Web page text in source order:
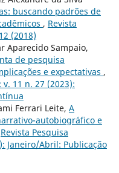
buscando padrões de
, Revista
(2018)
Aparecido Sampaio,
de pesquisa
e expectativas ,
11 n. 27 (2023):
Ferrari Leite, A
autobiográfico e
Revista Pesquisa
Janeiro/Abril: Publicação